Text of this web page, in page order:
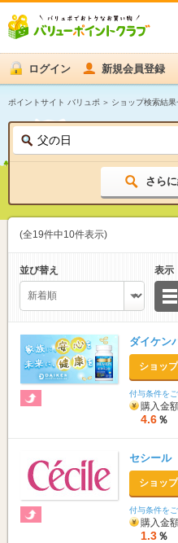
ログイン 新規会員登録
ポイントサイト バリュポ ショップ検索結果
さら
条件
無
もうすぐ終了 送
W
バ
(全19件中10件表示)
並び替え
表示
ダイケン
ショッ
付与条件を
購入金
4.6 ％
セシール
ショッ
付与条件を
購入金
1.3 ％